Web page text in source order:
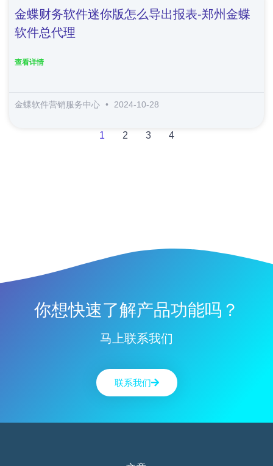
金蝶财务软件迷你版怎么导出报表-郑州金蝶
软件总代理
查看详情
金蝶软件营销服务中心 2024-10-28
1 2 3 4
你想快速了解产品功能吗？
马上联系我们
联系我们